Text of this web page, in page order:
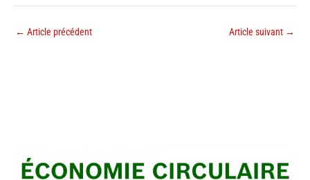
← Article précédent Article suivant →